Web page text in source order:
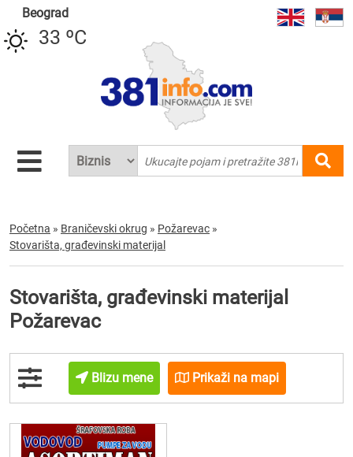
Beograd
33 ºC
Početna » Braničevski okrug » Požarevac »
Stovarišta, građevinski materijal
Stovarišta, građevinski materijal
Požarevac
Blizu mene Prikaži na mapi